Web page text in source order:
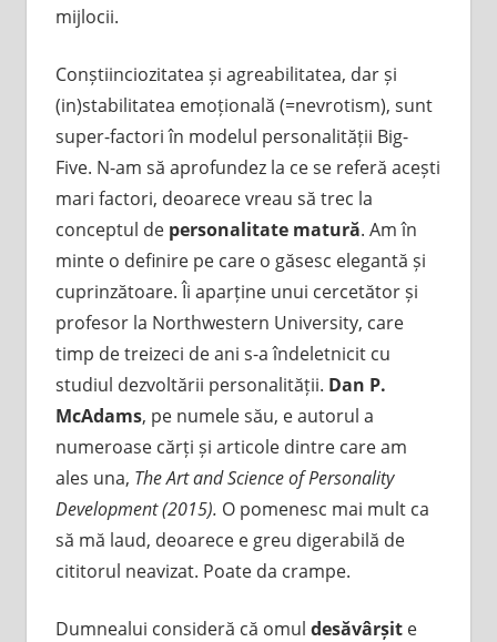
mijlocii.
Conștiinciozitatea și agreabilitatea, dar și
(in)stabilitatea emoțională (=nevrotism), sunt
super-factori în modelul personalității Big-
Five. N-am să aprofundez la ce se referă acești
mari factori, deoarece vreau să trec la
conceptul de personalitate matură. Am în
minte o definire pe care o găsesc elegantă și
cuprinzătoare. Îi aparține unui cercetător și
profesor la Northwestern University, care
timp de treizeci de ani s-a îndeletnicit cu
studiul dezvoltării personalității. Dan P.
McAdams, pe numele său, e autorul a
numeroase cărți și articole dintre care am
ales una, The Art and Science of Personality
Development (2015). O pomenesc mai mult ca
să mă laud, deoarece e greu digerabilă de
cititorul neavizat. Poate da crampe.
Dumnealui consideră că omul desăvârșite